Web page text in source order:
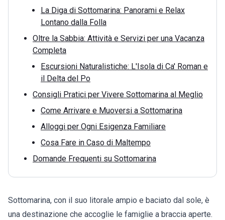
La Diga di Sottomarina: Panorami e Relax
Lontano dalla Folla
Oltre la Sabbia: Attività e Servizi per una Vacanza
Completa
Escursioni Naturalistiche: L'Isola di Ca' Roman e
il Delta del Po
Consigli Pratici per Vivere Sottomarina al Meglio
Come Arrivare e Muoversi a Sottomarina
Alloggi per Ogni Esigenza Familiare
Cosa Fare in Caso di Maltempo
Domande Frequenti su Sottomarina
Sottomarina, con il suo litorale ampio e baciato dal sole, è
una destinazione che accoglie le famiglie a braccia aperte.